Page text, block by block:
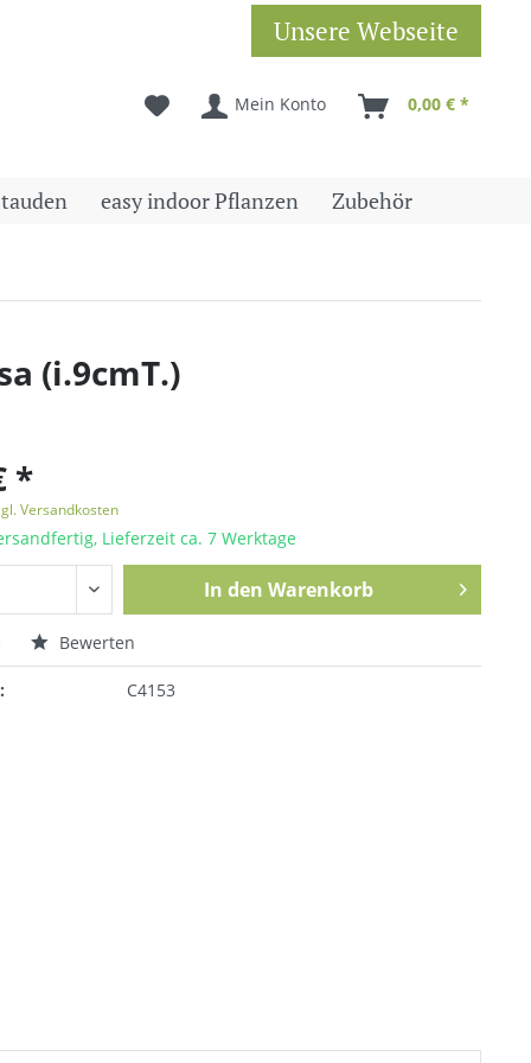
Unsere Webseite
Mein Konto 0,00 € *
easy indoor Pflanzen Zubehör
(i.9cmT.)
*
Versandkosten
Lieferzeit ca. 7 Werktage
In den Warenkorb
Bewerten
C4153